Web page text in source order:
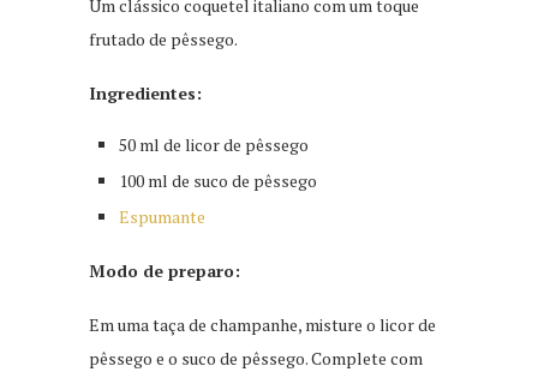
Um clássico coquetel italiano com um toque
frutado de pêssego.
Ingredientes:
50 ml de licor de pêssego
100 ml de suco de pêssego
Espumante
Modo de preparo:
Em uma taça de champanhe, misture o licor de
pêssego e o suco de pêssego. Complete com